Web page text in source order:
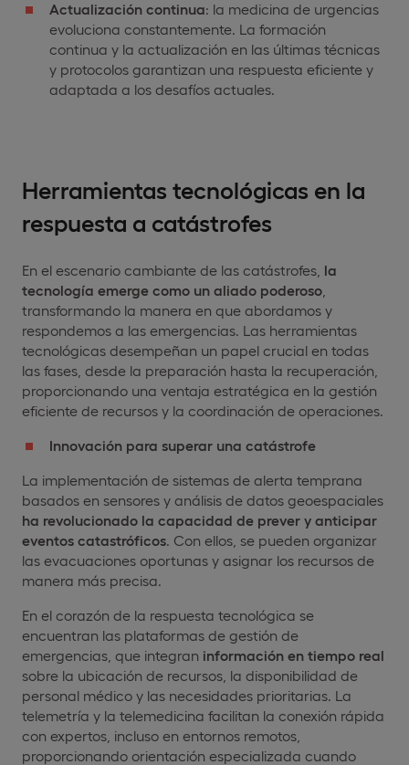
Actualización continua: la medicina de urgencias
evoluciona constantemente. La formación
continua y la actualización en las últimas técnicas
y protocolos garantizan una respuesta eficiente y
adaptada a los desafíos actuales.
Herramientas tecnológicas en la
respuesta a catástrofes
En el escenario cambiante de las catástrofes, la
tecnología emerge como un aliado poderoso
transformando la manera en que abordamos y
respondemos a las emergencias. Las herramientas
tecnológicas desempeñan un papel crucial en todas
las fases, desde la preparación hasta la recuperación,
proporcionando una ventaja estratégica en la gestión
eficiente de recursos y la coordinación de operaciones.
Innovación para superar una catástrofe
La implementación de sistemas de alerta temprana
basados en sensores y análisis de datos geoespaciales
ha revolucionado la capacidad de prever y anticipar
eventos catastróficos . Con ellos, se pueden organizar
las evacuaciones oportunas y asignar los recursos de
manera más precisa.
En el corazón de la respuesta tecnológica se
encuentran las plataformas de gestión de
emergencias, que integran información en tiempo real
sobre la ubicación de recursos, la disponibilidad de
personal médico y las necesidades prioritarias. La
telemetría y la telemedicina facilitan la conexión rápida
con expertos, incluso en entornos remotos,
proporcionando orientación especializada cuando